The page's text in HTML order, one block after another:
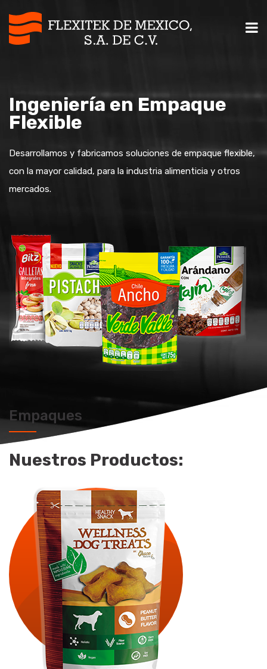
Ingeniería en Empaque
Flexible
Desarrollamos y fabricamos soluciones de empaque flexible,
con la mayor calidad, para la industria alimenticia y otros
mercados.
Empaques
Nuestros Productos: